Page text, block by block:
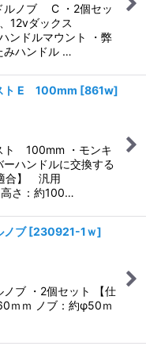
ルノブ C ・2個セッ
12vダックス
ンドルマウント ・弊
みハンドル …
ト E 100mm [861w]
ト 100mm ・モンキ
ハンドルに交換する
合】 汎用
：約100…
ノブ [230921-1ｗ]
ブ ・2個セット 【仕
ｍｍ ノブ：約φ50ｍ